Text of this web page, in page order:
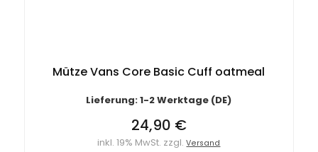
Mütze Vans Core Basic Cuff oatmeal
Lieferung: 1-2 Werktage (DE)
24,90 €
inkl. 19% MwSt. zzgl.Versand